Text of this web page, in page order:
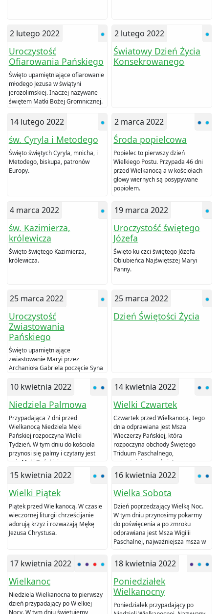
2 lutego 2022
Uroczystość
Ofiarowania Pańskiego
Święto upamiętniające ofiarowanie
młodego Jezusa w świątyni
jerozolimskiej. Inaczej nazywane
świętem Matki Bożej Gromnicznej.
2 lutego 2022
Światowy Dzień Życia
Konsekrowanego
14 lutego 2022
św. Cyryla i Metodego
Święto świętych Cyryla, mnicha, i
Metodego, biskupa, patronów
Europy.
2 marca 2022
Środa popielcowa
Popielec to pierwszy dzień
Wielkiego Postu. Przypada 46 dni
przed Wielkanocą a w kościołach
głowy wiernych są posypywane
popiołem.
4 marca 2022
św. Kazimierza,
królewicza
Święto świętego Kazimierza,
królewicza.
19 marca 2022
Uroczystość świętego
Józefa
Święto ku czci świętego Józefa
Oblubieńca Najświętszej Maryi
Panny.
25 marca 2022
Uroczystość
Zwiastowania
Pańskiego
Święto upamiętniające
zwiastowanie Maryi przez
Archanioła Gabriela poczęcie Syna
25 marca 2022
Dzień Świętości Życia
10 kwietnia 2022
Niedziela Palmowa
Przypadająca 7 dni przed
Wielkanocą Niedziela Męki
Pańskiej rozpoczyna Wielki
Tydzień. W tym dniu do kościoła
przynosi się palmy i czytany jest
opis Męki Pańskiej.
14 kwietnia 2022
Wielki Czwartek
Czwartek przed Wielkanocą. Tego
dnia odprawiana jest Msza
Wieczerzy Pańskiej, która
rozpoczyna obchody Świętego
Triduum Paschalnego,
najważniejszego święta
chrześcijan.
15 kwietnia 2022
Wielki Piątek
Piątek przed Wielkanocą. W czasie
wieczornej liturgii chrześcijanie
adorują krzyż i rozważają Mękę
Jezusa Chrystusa.
16 kwietnia 2022
Wielka Sobota
Dzień poprzedzający Wielką Noc.
W tym dniu przynosimy pokarmy
do poświęcenia a po zmroku
odprawiana jest Msza Wigilii
Paschalnej, najważniejsza msza w
roku.
17 kwietnia 2022
Wielkanoc
Niedziela Wielkanocna to pierwszy
dzień przypadający po Wielkiej
Nocy. W tym dniu świętujemy
18 kwietnia 2022
Poniedziałek
Wielkanocny
Poniedziałek przypadający po